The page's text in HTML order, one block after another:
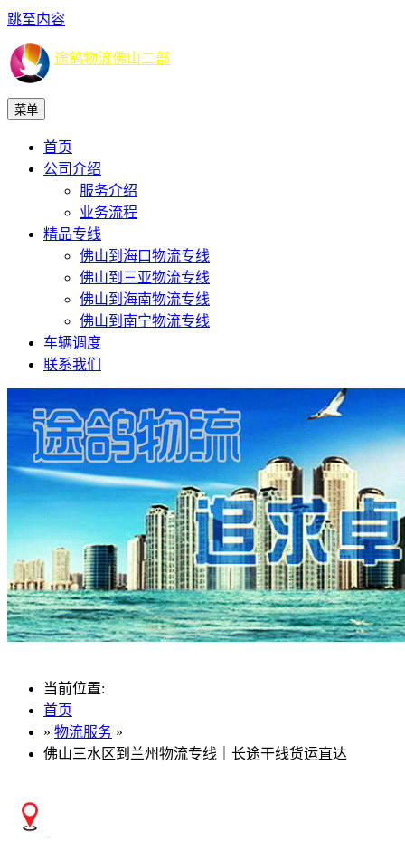
跳至内容
途鸽物流佛山二部
菜单
首页
公司介绍
服务介绍
业务流程
精品专线
佛山到海口物流专线
佛山到三亚物流专线
佛山到海南物流专线
佛山到南宁物流专线
车辆调度
联系我们
当前位置:
首页
» 物流服务 »
佛山三水区到兰州物流专线｜长途干线货运直达